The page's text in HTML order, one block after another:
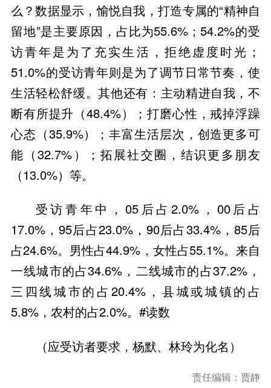
么？数据显示，愉悦自我，打造专属的“精神自
留地”是主要原因，占比为55.6%；54.2%的受
访青年是为了充实生活，拒绝虚度时光；
51.0%的受访青年则是为了调节日常节奏，使
生活轻松舒缓。其他还有：主动精进自我，不
断有所提升（48.4%）；打磨心性，戒掉浮躁
心态（35.9%）；丰富生活层次，创造更多可
能（32.7%）；拓展社交圈，结识更多朋友
（13.0%）等。
受访青年中，05后占2.0%，00后占
17.0%，95后占23.0%，90后占33.4%，85后
占24.6%。男性占44.9%，女性占55.1%。来自
一线城市的占34.6%，二线城市的占37.2%，
三四线城市的占20.4%，县城或城镇的占
5.8%，农村的占2.0%。#读数
（应受访者要求，杨默、林玲为化名）
责任编辑：贾静